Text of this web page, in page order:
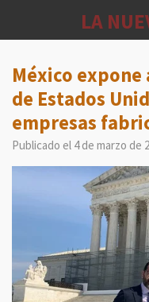
principal
LA
México
de Estados
empresas
Publicado el 4 de marzo de